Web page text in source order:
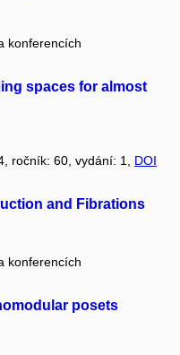
konferencích
spaces for almost
ročník: 60, vydání: 1, DOI
and Fibrations
konferencích
posets